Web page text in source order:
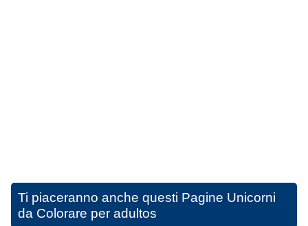
Ti piaceranno anche questi Pagine Unicorni
da Colorare per adultos